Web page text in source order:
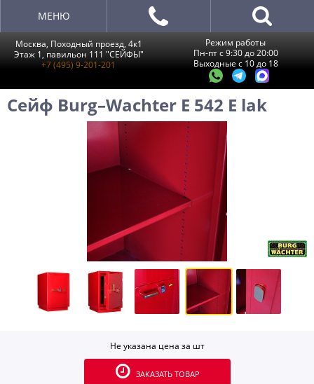
Москва, Походный проезд, 4к1
Этаж 1, павильон 111 "СЕЙФЫ"
+7 (495) 9-201-201
Режим работы
Пн-пт с 9:30 до 20:00
Выходные с 10 до 18
МЕНЮ
Сейф Burg–Wachter E 542 E lak
Не указана цена за шт
ЗАКАЗАТЬ ТОВАР